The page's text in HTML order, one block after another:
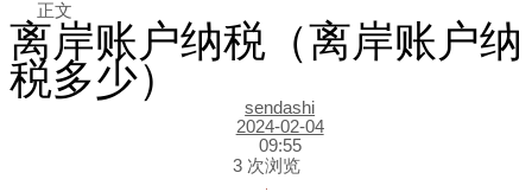
正文
离岸账户纳税（离岸账户纳
税多少）
sendashi
2024-02-04
09:55
3 次浏览